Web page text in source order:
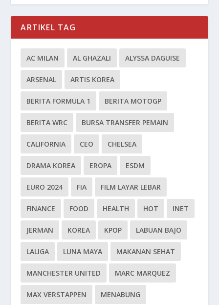
ARTIKEL TAG
AC MILAN AL GHAZALI ALYSSA DAGUISE
ARSENAL ARTIS KOREA
BERITA FORMULA 1 BERITA MOTOGP
BERITA WRC BURSA TRANSFER PEMAIN
CALIFORNIA CEO CHELSEA
DRAMA KOREA EROPA ESDM
EURO 2024 FIA FILM LAYAR LEBAR
FINANCE FOOD HEALTH HOT INET
JERMAN KOREA KPOP LABUAN BAJO
LALIGA LUNA MAYA MAKANAN SEHAT
MANCHESTER UNITED MARC MARQUEZ
MAX VERSTAPPEN MENABUNG